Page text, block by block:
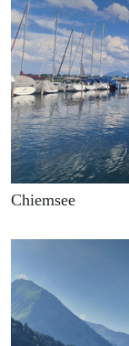
Chiemsee